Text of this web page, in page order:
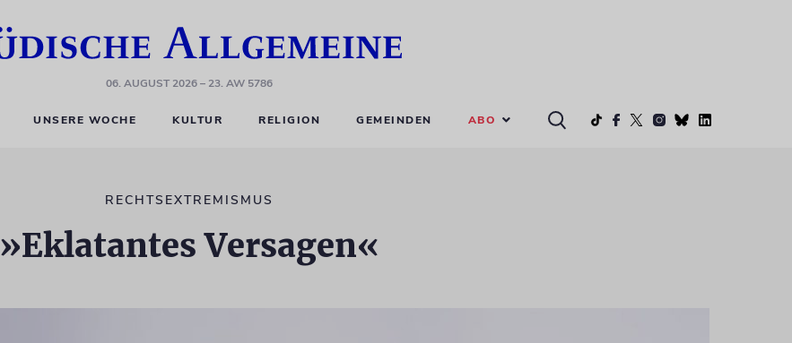
06. AUGUST 2026– 23. AW 5786
UNSERE WOCHE KULTUR RELIGION GEMEINDEN ABO
RECHTSEXTREMISMUS
»Eklatantes Versagen«